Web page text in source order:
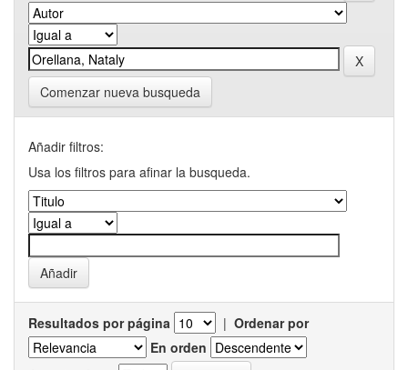
Comenzar nueva busqueda
Añadir filtros:
Usa los filtros para afinar la busqueda.
Resultados por página | Ordenar por
En orden